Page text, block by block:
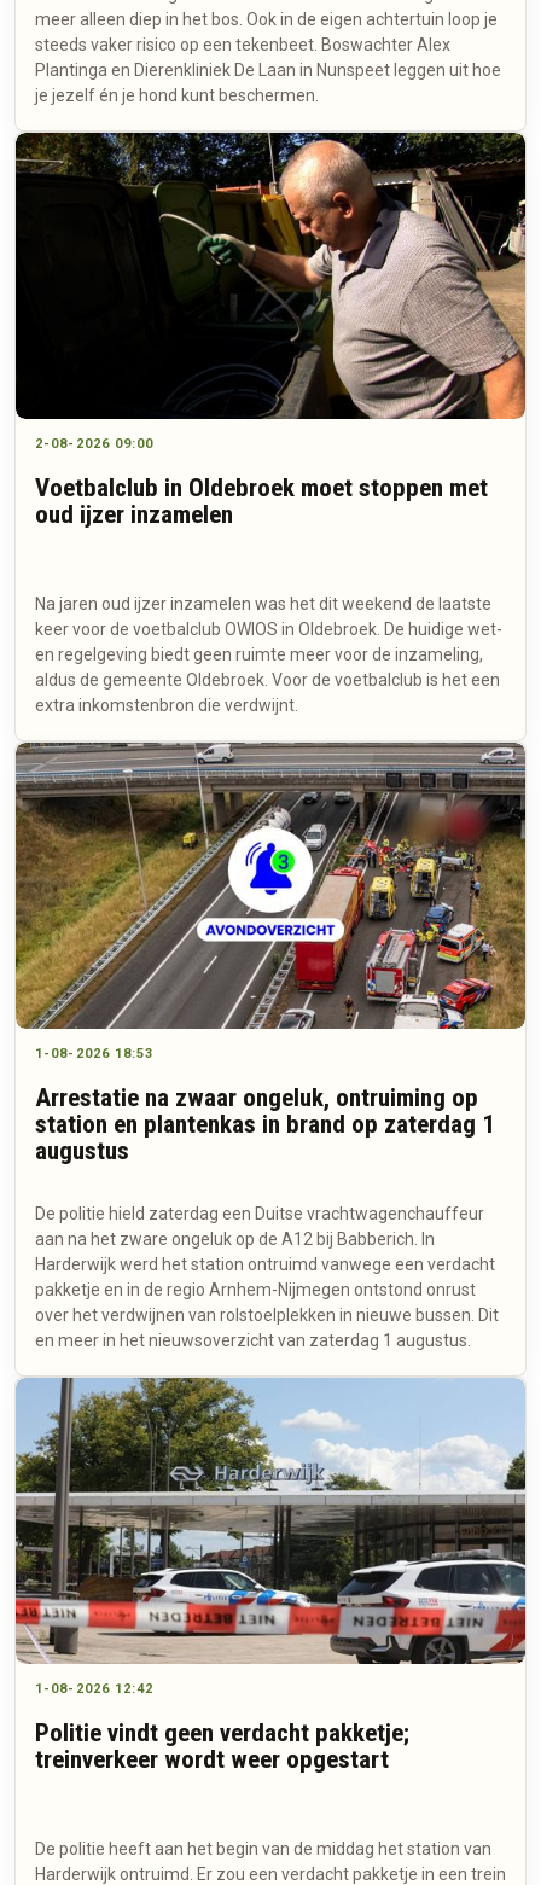
meer alleen diep in het bos. Ook in de eigen achtertuin loop je
steeds vaker risico op een tekenbeet. Boswachter Alex
Plantinga en Dierenkliniek De Laan in Nunspeet leggen uit hoe
je jezelf én je hond kunt beschermen.
2-08-2026 09:00
Voetbalclub in Oldebroek moet stoppen met
oud ijzer inzamelen
Na jaren oud ijzer inzamelen was het dit weekend de laatste
keer voor de voetbalclub OWIOS in Oldebroek. De huidige wet-
en regelgeving biedt geen ruimte meer voor de inzameling,
aldus de gemeente Oldebroek. Voor de voetbalclub is het een
extra inkomstenbron die verdwijnt.
1-08-2026 18:53
Arrestatie na zwaar ongeluk, ontruiming op
station en plantenkas in brand op zaterdag 1
augustus
De politie hield zaterdag een Duitse vrachtwagenchauffeur
aan na het zware ongeluk op de A12 bij Babberich. In
Harderwijk werd het station ontruimd vanwege een verdacht
pakketje en in de regio Arnhem-Nijmegen ontstond onrust
over het verdwijnen van rolstoelplekken in nieuwe bussen. Dit
en meer in het nieuwsoverzicht van zaterdag 1 augustus.
1-08-2026 12:42
Politie vindt geen verdacht pakketje;
treinverkeer wordt weer opgestart
De politie heeft aan het begin van de middag het station van
Harderwijk ontruimd. Er zou een verdacht pakketje in een trein